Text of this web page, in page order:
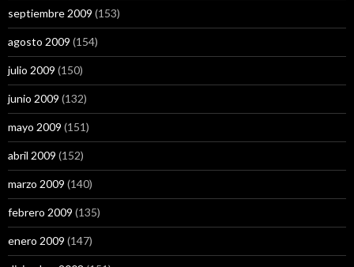
septiembre 2009 (153)
agosto 2009 (154)
julio 2009 (150)
junio 2009 (132)
mayo 2009 (151)
abril 2009 (152)
marzo 2009 (140)
febrero 2009 (135)
enero 2009 (147)